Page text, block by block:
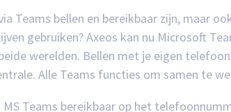
Teams bellen en bereikbaar zijn, maar
gebruiken? Axeos kan nu Microsoft
werelden. Bellen met je eigen
Alle Teams functies om samen te
MS Teams bereikbaar op het